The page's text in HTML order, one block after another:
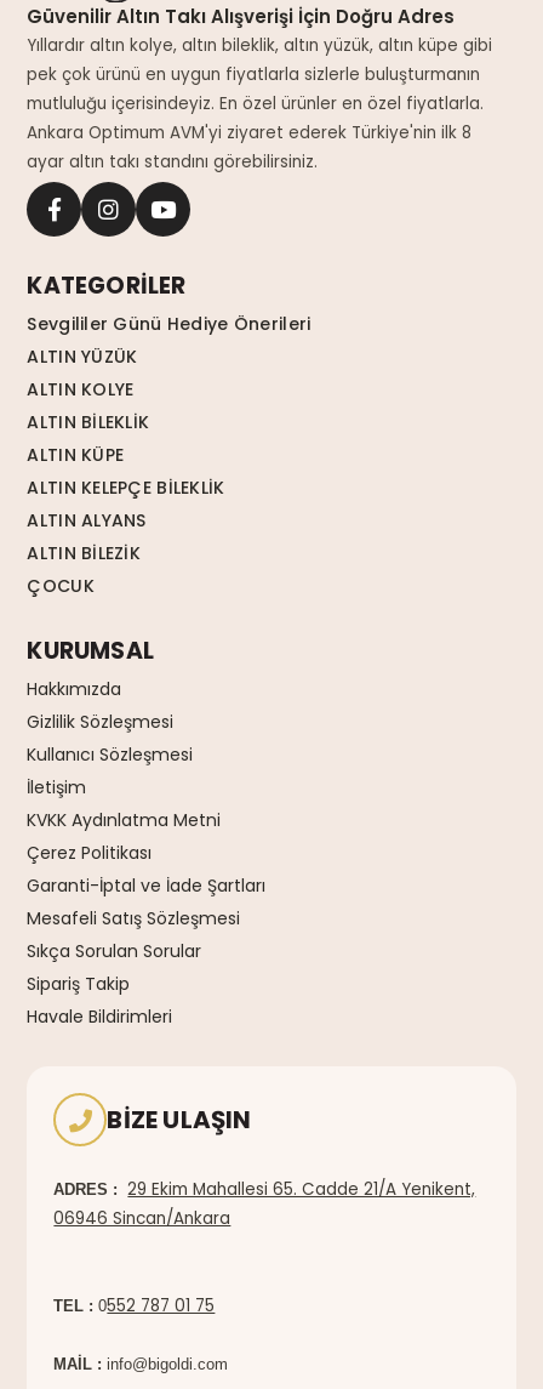
Güvenilir Altın Takı Alışverişi İçin Doğru Adres
Yıllardır altın kolye, altın bileklik, altın yüzük, altın küpe gibi
pek çok ürünü en uygun fiyatlarla sizlerle buluşturmanın
mutluluğu içerisindeyiz. En özel ürünler en özel fiyatlarla.
Ankara Optimum AVM'yi ziyaret ederek Türkiye'nin ilk 8
ayar altın takı standını görebilirsiniz.
KATEGORİLER
Sevgililer Günü Hediye Önerileri
ALTIN YÜZÜK
ALTIN KOLYE
ALTIN BİLEKLİK
ALTIN KÜPE
ALTIN KELEPÇE BİLEKLİK
ALTIN ALYANS
ALTIN BİLEZİK
ÇOCUK
KURUMSAL
Hakkımızda
Gizlilik Sözleşmesi
Kullanıcı Sözleşmesi
İletişim
KVKK Aydınlatma Metni
Çerez Politikası
Garanti-İptal ve İade Şartları
Mesafeli Satış Sözleşmesi
Sıkça Sorulan Sorular
Sipariş Takip
Havale Bildirimleri
BIZE ULAŞIN
ADRES :
29 Ekim Mahallesi 65. Cadde 21/A Yenikent,
06946 Sincan/Ankara
TEL : 0552 787 01 75
MAİL :info@bigoldi.com